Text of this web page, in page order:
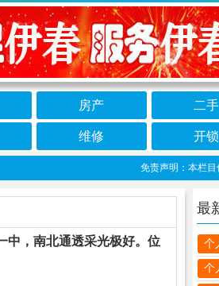
房产 二手
维修 开锁
免责声明：本栏目信
中，南北通透采光极好。位
最
个
个